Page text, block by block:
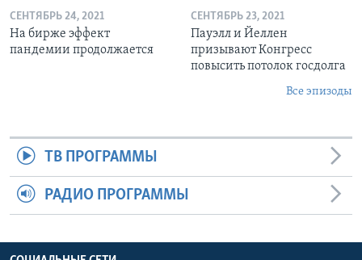
СЕНТЯБРЬ 24, 2021
На бирже эффект
пандемии продолжается
СЕНТЯБРЬ 23, 2021
Пауэлл и Йеллен
призывают Конгресс
повысить потолок госдолга
Все эпизоды
ТВ ПРОГРАММЫ
РАДИО ПРОГРАММЫ